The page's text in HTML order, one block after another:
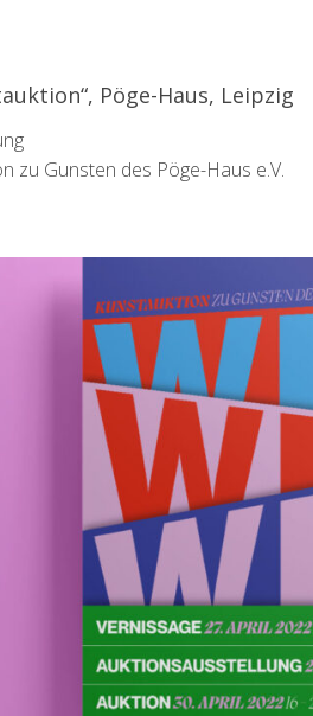
Pöge-Haus, Leipzig
zu Gunsten des Pöge-Haus e.V.